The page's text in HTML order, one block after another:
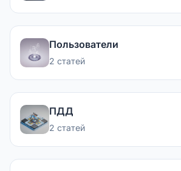
Пользователи
2 статей
ПДД
2 статей